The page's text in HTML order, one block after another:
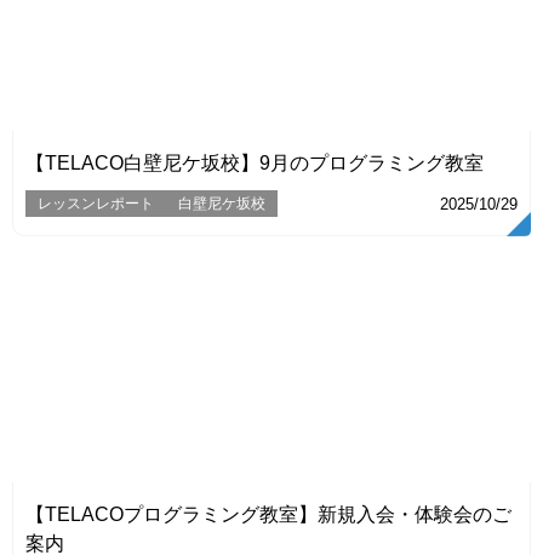
【TELACO白壁尼ケ坂校】9月のプログラミング教室
レッスンレポート 白壁尼ケ坂校 2025/10/29
【TELACOプログラミング教室】新規入会・体験会のご
案内